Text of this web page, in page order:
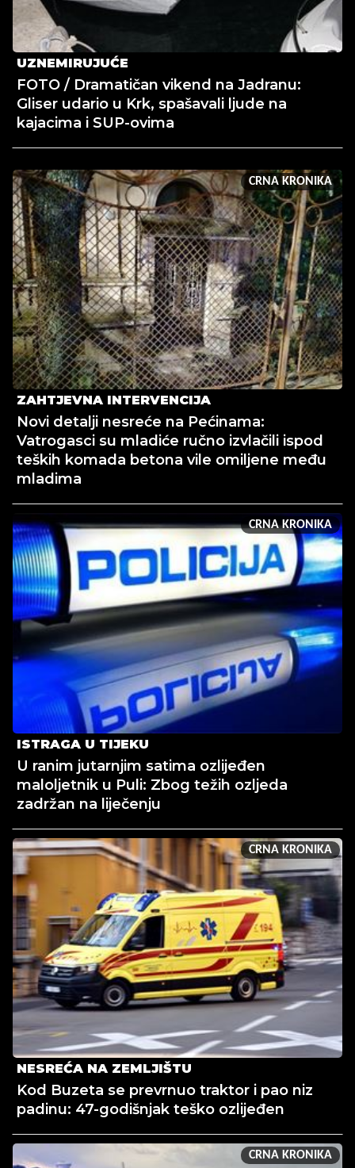
UZNEMIRUJUĆE
FOTO / Dramatičan vikend na Jadranu:
Gliser udario u Krk, spašavali ljude na
kajacima i SUP-ovima
CRNA KRONIKA
ZAHTJEVNA INTERVENCIJA
Novi detalji nesreće na Pećinama:
Vatrogasci su mladiće ručno izvlačili ispod
teških komada betona vile omiljene među
mladima
CRNA KRONIKA
ISTRAGA U TIJEKU
U ranim jutarnjim satima ozlijeđen
maloljetnik u Puli: Zbog težih ozljeda
zadržan na liječenju
CRNA KRONIKA
NESREĆA NA ZEMLJIŠTU
Kod Buzeta se prevrnuo traktor i pao niz
padinu: 47-godišnjak teško ozlijeđen
CRNA KRONIKA